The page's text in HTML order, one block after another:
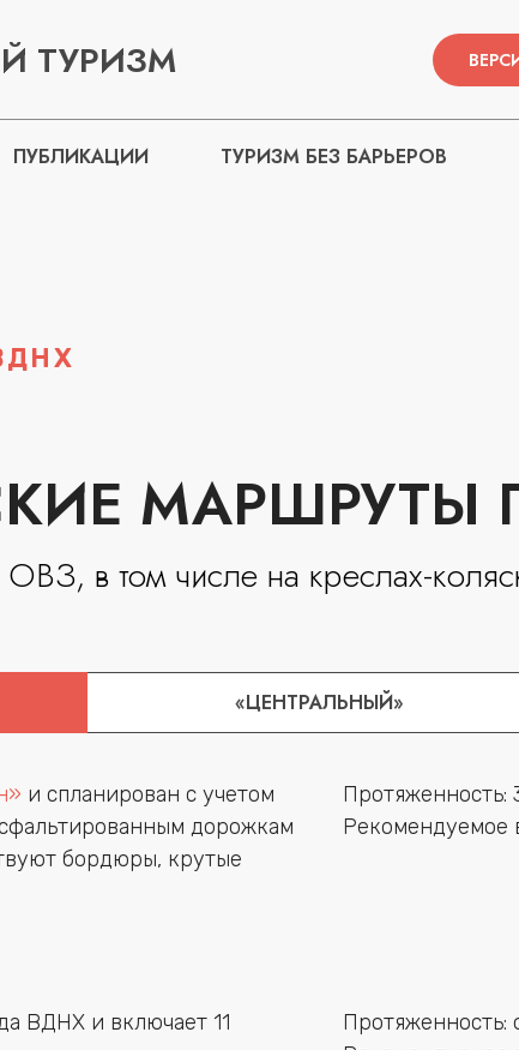
ТУРИЗМ
ПУБЛИКАЦИИ ТУРИЗМ БЕЗ БАРЬЕРОВ
МАРШРУТЫ
в том числе на креслах-
«ЦЕНТРАЛЬНЫЙ»
и спланирован с учетом
дорожкам
бордюры, крутые
Протяженность:
Рекомендуемое
ВДНХ и включает 11
Протяженность: